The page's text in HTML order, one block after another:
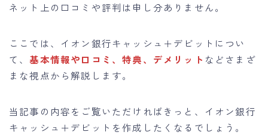
ネット上の口コミや評判は申し分ありません。
ここでは、イオン銀行キャッシュ＋デビットについ
て、基本情報や口コミ、特典、デメリット などさまざ
まな視点から解説します。
当記事の内容をご覧いただければきっと、イオン銀行
キャッシュ＋デビットを作成したくなるでしょう。